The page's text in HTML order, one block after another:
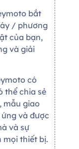
bắt
/ phương
của bạn,
và giải
có
thể chia sẻ
mẫu giao
và được
và sự
mọi thiết bị.